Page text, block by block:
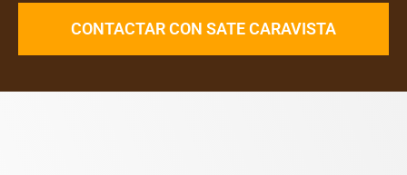
CONTACTAR CON SATE CARAVISTA